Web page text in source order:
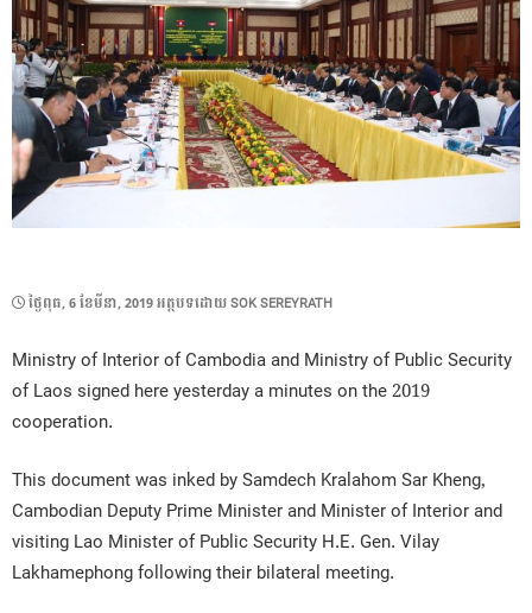
POSTED
ថ្ងៃ​ពុធ, 6 ខែ​មីនា, 2019អត្ថបទដោយSOK SEREYRATH
Ministry of Interior of Cambodia and Ministry of Public Security
of Laos signed here yesterday a minutes on the 2019
cooperation.
This document was inked by Samdech Kralahom Sar Kheng,
Cambodian Deputy Prime Minister and Minister of Interior and
visiting Lao Minister of Public Security H.E. Gen. Vilay
Lakhamephong following their bilateral meeting.